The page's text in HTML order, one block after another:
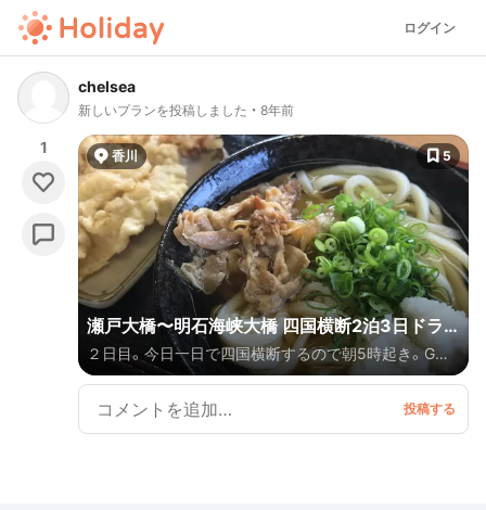
ログイン
chelsea
新しいプランを投稿しました 8年前
1 香川 5
瀬戸大橋〜明石海峡大橋 四国横断2泊3日ドラ
イブ旅＊2日目＊
２日目。今日一日で四国横断するので朝5時起き。GW
中日の平日だったので渋滞は無くて良かったのですが、
祖谷渓で父が川に転落したり、濃霧で鳴門の渦潮汽船が
出航しなかったりとアクシデント続きでした。